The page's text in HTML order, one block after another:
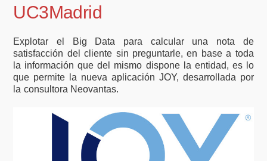
UC3Madrid
Explotar el Big Data para calcular una nota de
satisfacción del cliente sin preguntarle, en base a toda
la información que del mismo dispone la entidad, es lo
que permite la nueva aplicación JOY, desarrollada por
la consultora Neovantas.